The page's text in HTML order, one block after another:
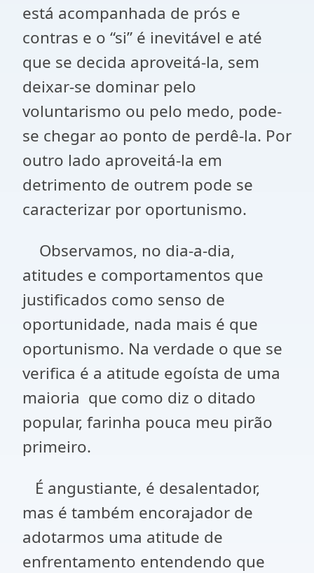
está acompanhada de prós e
contras e o “si” é inevitável e até
que se decida aproveitá-la, sem
deixar-se dominar pelo
voluntarismo ou pelo medo, pode-
se chegar ao ponto de perdê-la. Por
outro lado aproveitá-la em
detrimento de outrem pode se
caracterizar por oportunismo.
Observamos, no dia-a-dia,
atitudes e comportamentos que
justificados como senso de
oportunidade, nada mais é que
oportunismo. Na verdade o que se
verifica é a atitude egoísta de uma
maioria que como diz o ditado
popular, farinha pouca meu pirão
primeiro.
É angustiante, é desalentador,
mas é também encorajador de
adotarmos uma atitude de
enfrentamento entendendo que